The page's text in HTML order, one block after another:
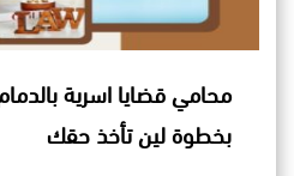
محامي قضايا اسرية
بخطوة لين تأخذ حقك